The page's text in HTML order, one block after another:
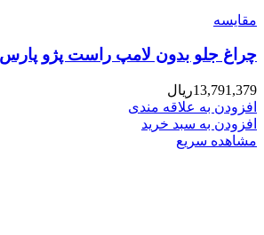
مقایسه
چراغ جلو بدون لامپ راست پژو پارس
13,791,379ریال
افزودن به علاقه مندی
افزودن به سبد خرید
مشاهده سریع